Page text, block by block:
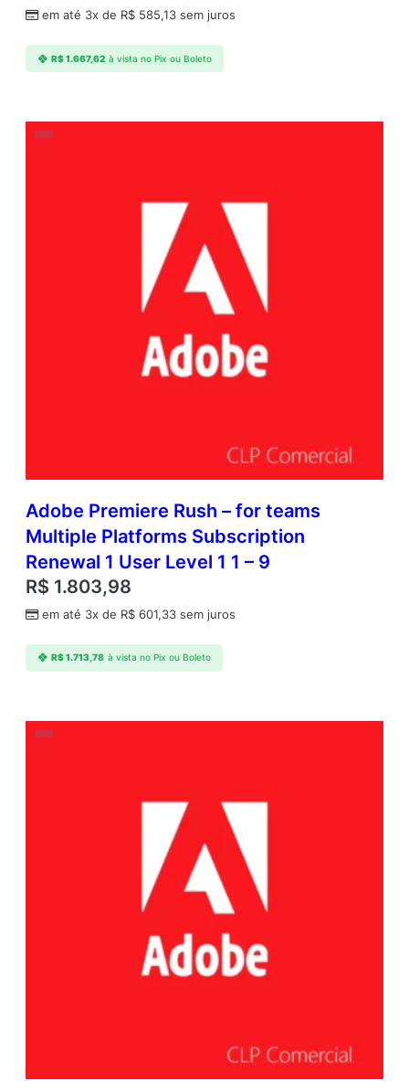
em até 3x de R$ 585,13 sem juros
R$1.667,62 à vista no Pix ou Boleto
Adobe Premiere Rush – for teams
Multiple Platforms Subscription
Renewal 1 User Level 1 1 – 9
R$ 1.803,98
em até 3x de R$ 601,33 sem juros
R$1.713,78 à vista no Pix ou Boleto